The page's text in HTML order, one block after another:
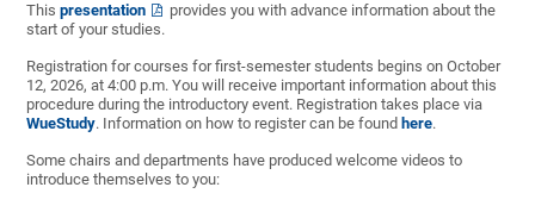
Thispresentation
provides you with advance information about the
start of your studies.
Registration for courses for first-semester students begins on October
12, 2026, at 4:00 p.m. You will receive important information about this
procedure during the introductory event. Registration takes place via
WueStudy. Information on how to register can be found here.
Some chairs and departments have produced welcome videos to
introduce themselves to you: